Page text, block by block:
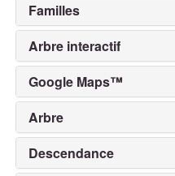
Familles
Arbre interactif
Google Maps™
Arbre
Descendance